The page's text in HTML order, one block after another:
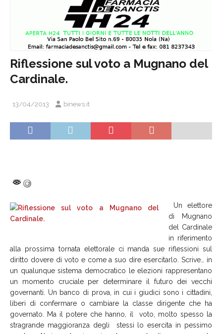
Riflessione sul voto a Mugnano del
Cardinale.
13/04/2013 binews.it
Un elettore
di Mugnano
del Cardinale
in riferimento
alla prossima tornata elettorale ci manda sue riflessioni sul
diritto dovere di voto e come a suo dire esercitarlo. Scrive… in
un qualunque sistema democratico le elezioni rappresentano
un momento cruciale per determinare il futuro dei vecchi
governanti. Un banco di prova, in cui i giudici sono i cittadini,
liberi di confermare o cambiare la classe dirigente che ha
governato. Ma il potere che hanno, il voto, molto spesso la
stragrande maggioranza degli stessi lo esercita in pessimo